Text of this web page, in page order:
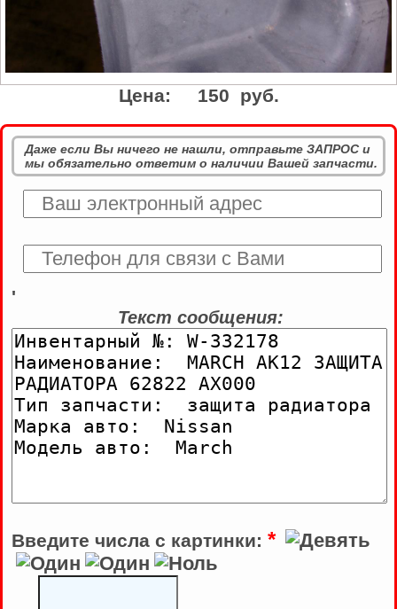
Цена: 150 руб.
Даже если Вы ничего не нашли, отправьте ЗАПРОС и
мы обязательно ответим о наличии Вашей запчасти.
'
Текст сообщения:
Введите числа с картинки: *